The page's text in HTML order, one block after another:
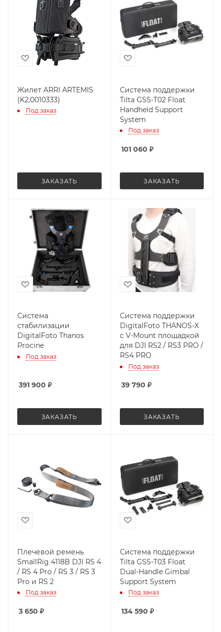
Жилет ARRI ARTEMIS
(K2.0010333)
Под заказ
ЗАКАЗАТЬ
Система поддержки
Tilta GSS-T02 Float
Handheld Support
System
Под заказ
101 060 ₽
ЗАКАЗАТЬ
Система
стабилизации
DigitalFoto Thanos
Procine
Под заказ
391 900 ₽
ЗАКАЗАТЬ
Система поддержки
DigitalFoto THANOS-X
с V-Mount площадкой
для DJI RS2 / RS3 PRO /
RS4 PRO
Под заказ
39 790 ₽
ЗАКАЗАТЬ
Плечевой ремень
SmallRig 4118B DJI RS 4
/ RS 4 Pro / RS 3 / RS 3
Pro и RS 2
Под заказ
3 650 ₽
Система поддержки
Tilta GSS-T03 Float
Dual-Handle Gimbal
Support System
Под заказ
134 590 ₽